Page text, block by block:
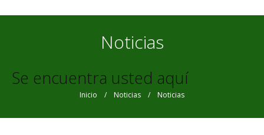
Noticias
Se encuentra usted aquí
Inicio / Noticias / Noticias